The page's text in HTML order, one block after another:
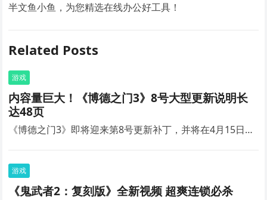
半文鱼小鱼，为您精选在线办公好工具！
Related Posts
游戏
内容量巨大！《博德之门3》8号大型更新说明长
达48页
《博德之门3》即将迎来第8号更新补丁，并将在4月15日…
游戏
《鬼武者2：复刻版》全新视频 超爽连锁必杀